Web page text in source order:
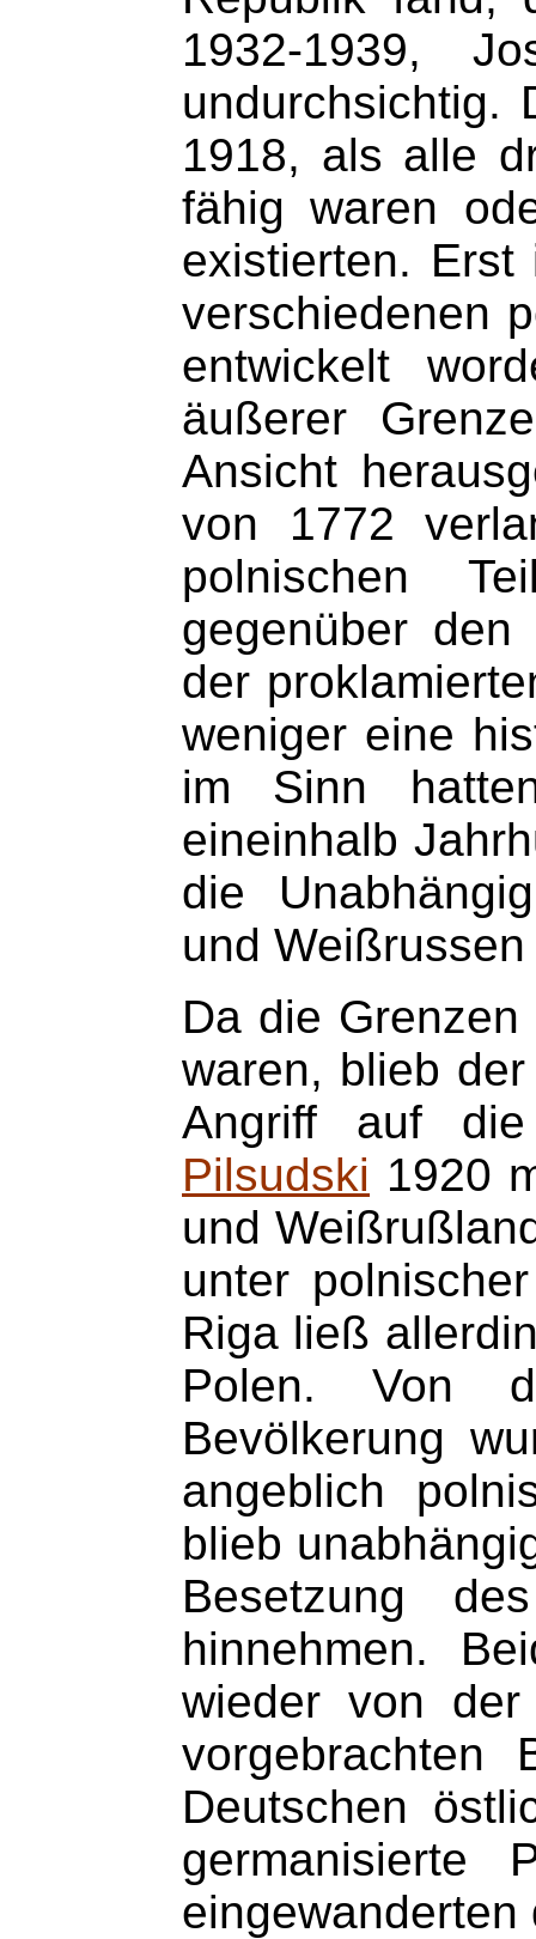
1932-1939,
undurchsichtig.
1918, als alle
fähig waren
existierten.
verschiedenen
entwickelt
äußerer
Ansicht
von 1772
polnischen
gegenüber den
der
weniger eine
im Sinn
eineinhalb
die
und
Da die
waren, blieb
Angriff auf
Pilsudski 1920
und
unter
Riga ließ
Polen. Von
Bevölkerung
angeblich
blieb
Besetzung
hinnehmen.
wieder von der
vorgebrachten
Deutschen
germanisierte